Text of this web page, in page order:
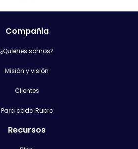
Compañia
¿Quiénes somos?
Misión y visión
Clientes
Para cada Rubro
Recursos